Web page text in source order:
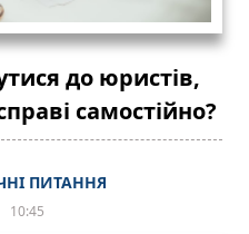
до юристів,
самостійно?
ПИТАННЯ
10:45